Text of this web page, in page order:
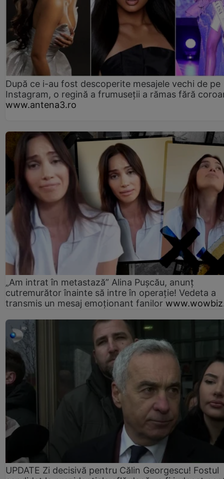
După ce i-au fost descoperite mesajele vechi de pe
Instagram, o regină a frumuseții a rămas fără
www.antena3.ro
„Am intrat în metastază” Alina Pușcău, anunț
cutremurător înainte să intre în operație! Vedeta a
transmis un mesaj emoționant fanilor
UPDATE Zi decisivă pentru Călin Georgescu! Fostul